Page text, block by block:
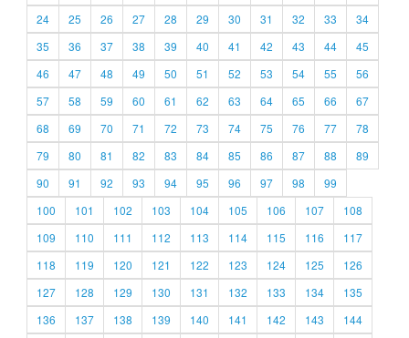
24
25 26 27 28 29 30 31 32 33
34
35
36 37 38 39 40 41 42 43 44
45
46
47 48 49 50 51 52 53 54 55
56
57
58 59 60 61 62 63 64 65 66
67
68
69 70 71 72 73 74 75 76 77
78
79
80 81 82 83 84 85 86 87 88
89
90
91 92 93 94 95 96 97 98
99
100
101 102 103 104 105 106 107
108
109
110 111 112 113 114 115 116
117
118
119 120 121 122 123 124 125
126
127
128 129 130 131 132 133 134
135
136
137 138 139 140 141 142 143
144